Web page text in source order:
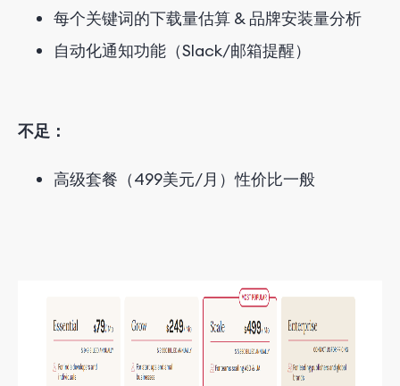
每个关键词的下载量估算 & 品牌安装量分析
自动化通知功能（Slack/邮箱提醒）
不足 ：
高级套餐（499美元/月）性价比一般